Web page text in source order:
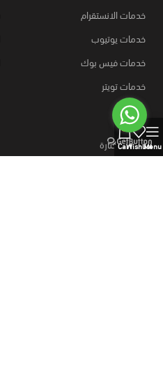
خدمات الانستقرام
خدمات يوتيوب
خدمات فيس بوك
خدمات تويتر
روابط مختارةMenu
Wishlist
0
Cart